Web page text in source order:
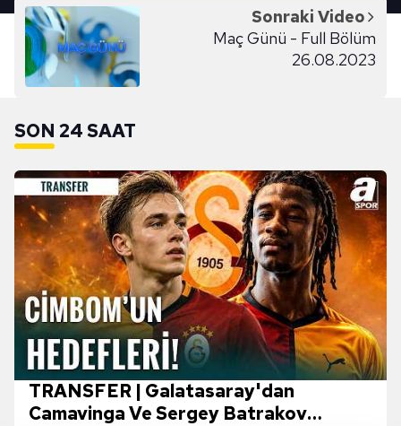
Sonraki Video
Maç Günü - Full Bölüm
26.08.2023
SON 24 SAAT
TRANSFER | Galatasaray'dan
Camavinga Ve Sergey Batrakov